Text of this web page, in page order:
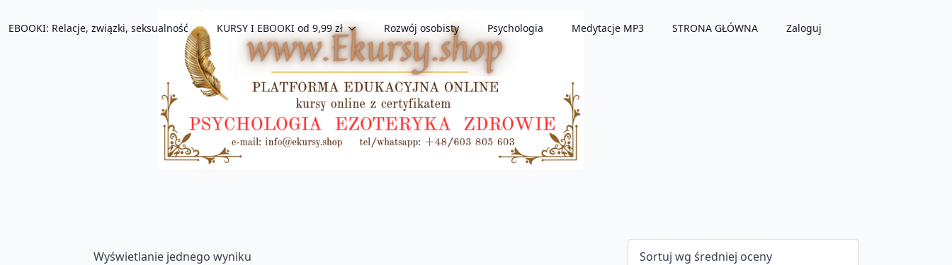
EBOOKI: Relacje, związki, seksualność KURSY I EBOOKI od 9,99 zł Rozwój osobisty Psychologia Medytacje MP3 STRONA GŁÓWNA Zaloguj
Wyświetlanie jednego wyniku